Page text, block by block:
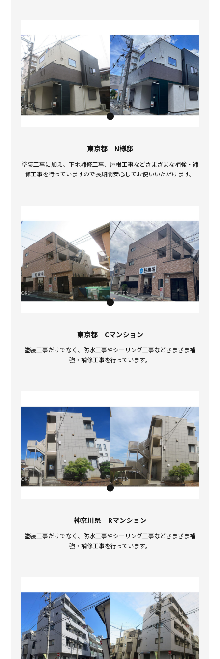
東京都 N様邸
塗装工事に加え、下地補修工事、屋根工事などさまざまな補強・補
修工事を行っていますので長期間安心してお使いいただけます。
東京都 Cマンション
塗装工事だけでなく、防水工事やシーリング工事などさまざま補
強・補修工事を行っています。
神奈川県 Rマンション
塗装工事だけでなく、防水工事やシーリング工事などさまざま補
強・補修工事を行っています。